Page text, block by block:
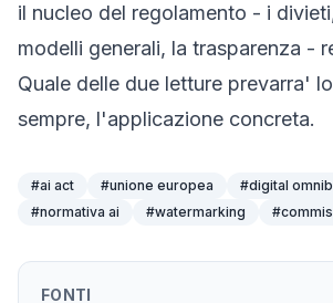
il nucleo del regolamento - i
modelli generali, la trasparenza -
Quale delle due letture prevarra'
sempre, l'applicazione concreta.
#ai act #unione europea #digital
#normativa ai #watermarking #
FONTI